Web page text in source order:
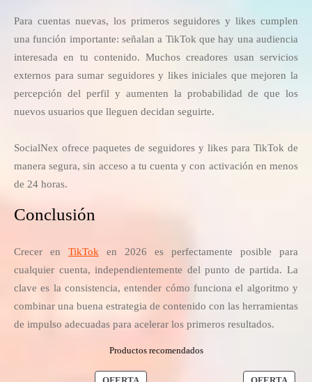
Para cuentas nuevas, los primeros seguidores y likes cumplen
una función importante: señalan a TikTok que hay una audiencia
interesada en tu contenido. Muchos creadores usan servicios
externos para sumar seguidores y likes iniciales que mejoren la
percepción del perfil y aumenten la probabilidad de que los
nuevos usuarios que lleguen decidan seguirte.
SocialNex ofrece paquetes de seguidores y likes para TikTok de
manera segura, sin acceso a tu cuenta y con activación en menos
de 24 horas.
Conclusión
Crecer en TikTok en 2026 es perfectamente posible para
cualquier cuenta, independientemente del punto de partida. La
clave es la consistencia, entender cómo funciona el algoritmo y
combinar una buena estrategia de contenido con las herramientas
de impulso adecuadas para acelerar los primeros resultados.
Productos recomendados
PRODUCTO